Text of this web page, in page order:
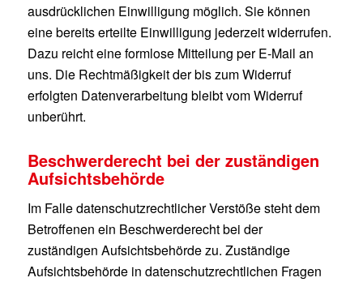
ausdrücklichen Einwilligung möglich. Sie können
eine bereits erteilte Einwilligung jederzeit widerrufen.
Dazu reicht eine formlose Mitteilung per E-Mail an
uns. Die Rechtmäßigkeit der bis zum Widerruf
erfolgten Datenverarbeitung bleibt vom Widerruf
unberührt.
Beschwerderecht bei der zuständigen
Aufsichtsbehörde
Im Falle datenschutzrechtlicher Verstöße steht dem
Betroffenen ein Beschwerderecht bei der
zuständigen Aufsichtsbehörde zu. Zuständige
Aufsichtsbehörde in datenschutzrechtlichen Fragen